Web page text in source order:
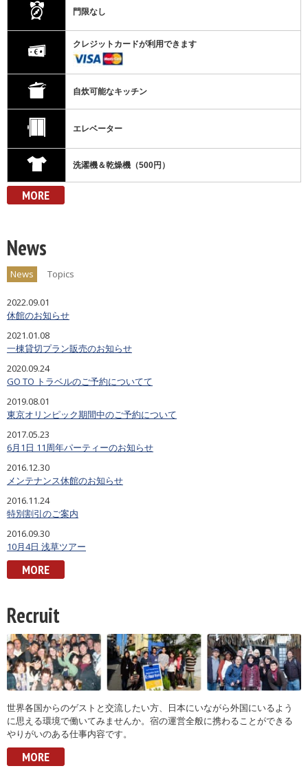
門限なし
クレジットカードが利用できます
自炊可能なキッチン
エレベーター
洗濯機＆乾燥機（500円）
MORE
News
News Topics
2022.09.01
休館のお知らせ
2021.01.08
一棟貸切プラン販売のお知らせ
2020.09.24
GO TO トラベルのご予約についてて
2019.08.01
東京オリンピック期間中のご予約について
2017.05.23
6月1日 11周年パーティーのお知らせ
2016.12.30
メンテナンス休館のお知らせ
2016.11.24
特別割引のご案内
2016.09.30
10月4日 浅草ツアー
MORE
Recruit
世界各国からのゲストと交流したい方、日本にいながら外国にいるよう
に思える環境で働いてみませんか。宿の運営全般に携わることができる
やりがいのある仕事内容です。
MORE